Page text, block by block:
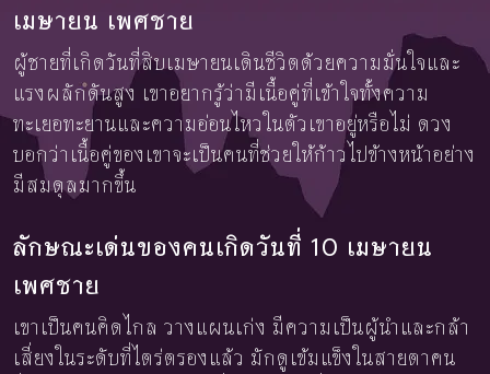
เมษายน เพศชาย
ผู้ชายที่เกิดวันที่สิบเมษายนเดินชีวิตด้วยความมั่นใจและ
แรงผลักดันสูง เขาอยากรู้ว่ามีเนื้อคู่ที่เข้าใจทั้งความ
ทะเยอทะยานและความอ่อนไหวในตัวเขาอยู่หรือไม่ ดวง
บอกว่าเนื้อคู่ของเขาจะเป็นคนที่ช่วยให้ก้าวไปข้างหน้าอย่าง
มีสมดุลมากขึ้น
ลักษณะเด่นของคนเกิดวันที่ 10 เมษายน
เพศชาย
เขาเป็นคนคิดไกล วางแผนเก่ง มีความเป็นผู้นำและกล้า
เสี่ยงในระดับที่ไตร่ตรองแล้ว มักดูเข้มแข็งในสายตาคน